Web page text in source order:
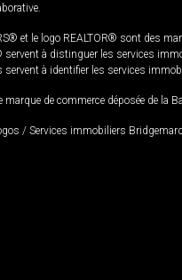
et le logo REALTOR® sont des
servent à distinguer les services
servent à identifier les services
marque de commerce déposée de la
/ Services immobiliers Bridgemarq